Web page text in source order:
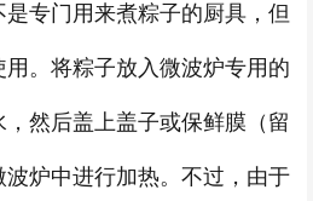
专门用来煮粽子的厨具，但
。将粽子放入微波炉专用的
然后盖上盖子或保鲜膜（留
炉中进行加热。不过，由于